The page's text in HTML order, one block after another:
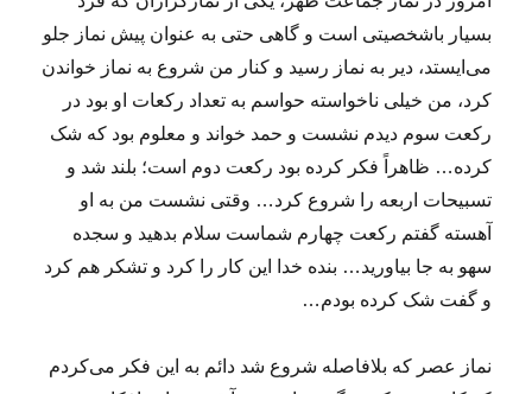
بسیار باشخصیتی است و گاهی حتی به عنوان پیش نماز جلو
می‌ایستد، دیر به نماز رسید و کنار من شروع به نماز خواندن
کرد، من خیلی ناخواسته حواسم به تعداد رکعات او بود در
رکعت سوم دیدم نشست و حمد خواند و معلوم بود که شک
کرده… ظاهراً فکر کرده بود رکعت دوم است؛ بلند شد و
تسبیحات اربعه را شروع کرد… وقتی نشست من به او
آهسته گفتم رکعت چهارم شماست سلام بدهید و سجده
سهو به جا بیاورید… بنده خدا این کار را کرد و تشکر هم کرد
و گفت شک کرده بودم…
نماز عصر که بلافاصله شروع شد دائم به این فکر می‌کردم